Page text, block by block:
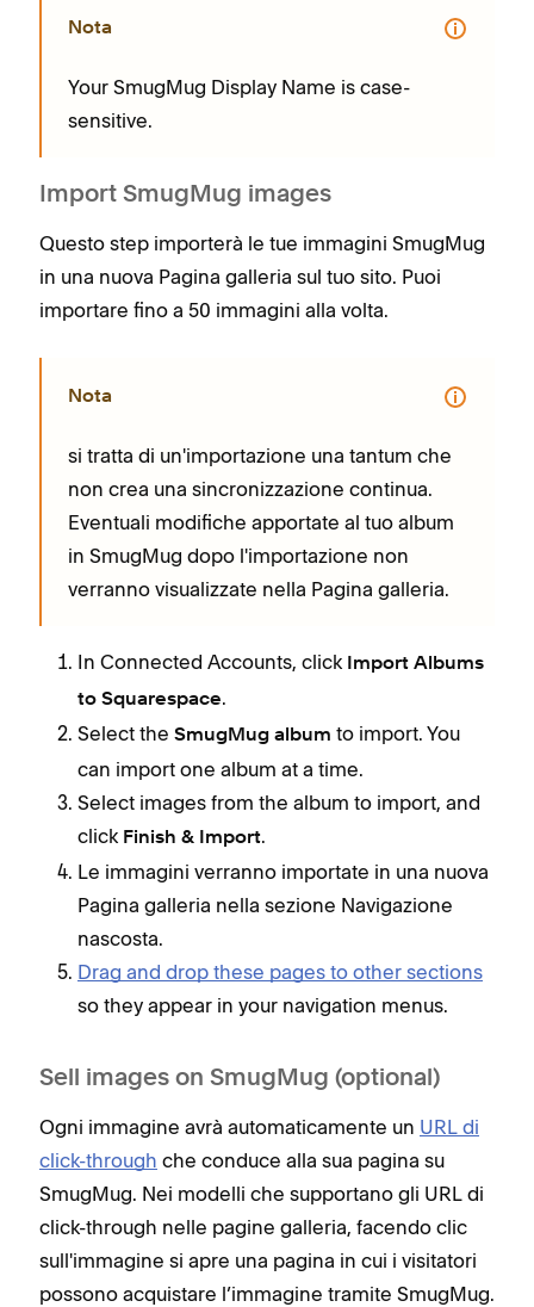
Nota
Your SmugMug Display Name is case-
sensitive.
Import SmugMug images
Questo step importerà le tue immagini SmugMug
in una nuova Pagina galleria sul tuo sito. Puoi
importare fino a 50 immagini alla volta.
Nota
si tratta di un'importazione una tantum che
non crea una sincronizzazione continua.
Eventuali modifiche apportate al tuo album
in SmugMug dopo l'importazione non
verranno visualizzate nella Pagina galleria.
In Connected Accounts, click
Import Albums
to Squarespace.
Select the SmugMug album to import. You
can import one album at a time.
Select images from the album to import, and
click Finish & Import.
Le immagini verranno importate in una nuova
Pagina galleria nella sezione Navigazione
nascosta.
Drag and drop these pages to other sections
so they appear in your navigation menus.
Sell images on SmugMug (optional)
Ogni immagine avrà automaticamente un URL di
click-through che conduce alla sua pagina su
SmugMug. Nei modelli che supportano gli URL di
click-through nelle pagine galleria, facendo clic
sull'immagine si apre una pagina in cui i visitatori
possono acquistare l’immagine tramite SmugMug.